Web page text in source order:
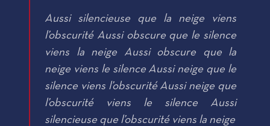
Aussi silencieuse que la neige viens
l’obscurité Aussi obscure que le silence
viens la neige Aussi obscure que la
neige viens le silence Aussi neige que le
silence viens l’obscurité Aussi neige que
l’obscurité viens le silence Aussi
silencieuse que l’obscurité viens la neige